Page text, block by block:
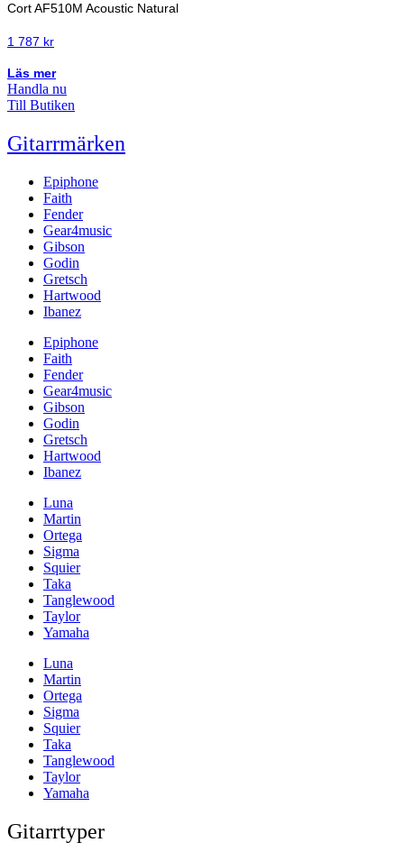
Cort AF510M Acoustic Natural
1 787 kr
Läs mer
Handla nu
Till Butiken
Gitarrmärken
Epiphone
Faith
Fender
Gear4music
Gibson
Godin
Gretsch
Hartwood
Ibanez
Epiphone
Faith
Fender
Gear4music
Gibson
Godin
Gretsch
Hartwood
Ibanez
Luna
Martin
Ortega
Sigma
Squier
Taka
Tanglewood
Taylor
Yamaha
Luna
Martin
Ortega
Sigma
Squier
Taka
Tanglewood
Taylor
Yamaha
Gitarrtyper